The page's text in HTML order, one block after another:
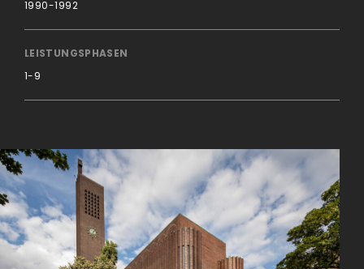
1990-1992
LEISTUNGSPHASEN
1-9